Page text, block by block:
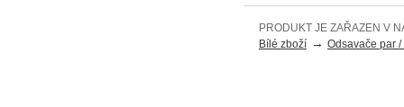
PRODUKT JE ZAŘAZEN V
Bílé zboží → Odsavače par